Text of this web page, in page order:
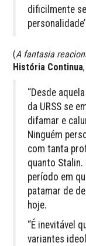
dificilmente
(A fantasia
História Continua
“Desde
da URSS se
difamar e
Ninguém
com tanta
quanto
período em
patamar de
hoje.
“É inevitável
variantes